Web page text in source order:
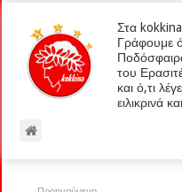
Στα
Γράφουμε
του
και ό,τι
ειλικρινά